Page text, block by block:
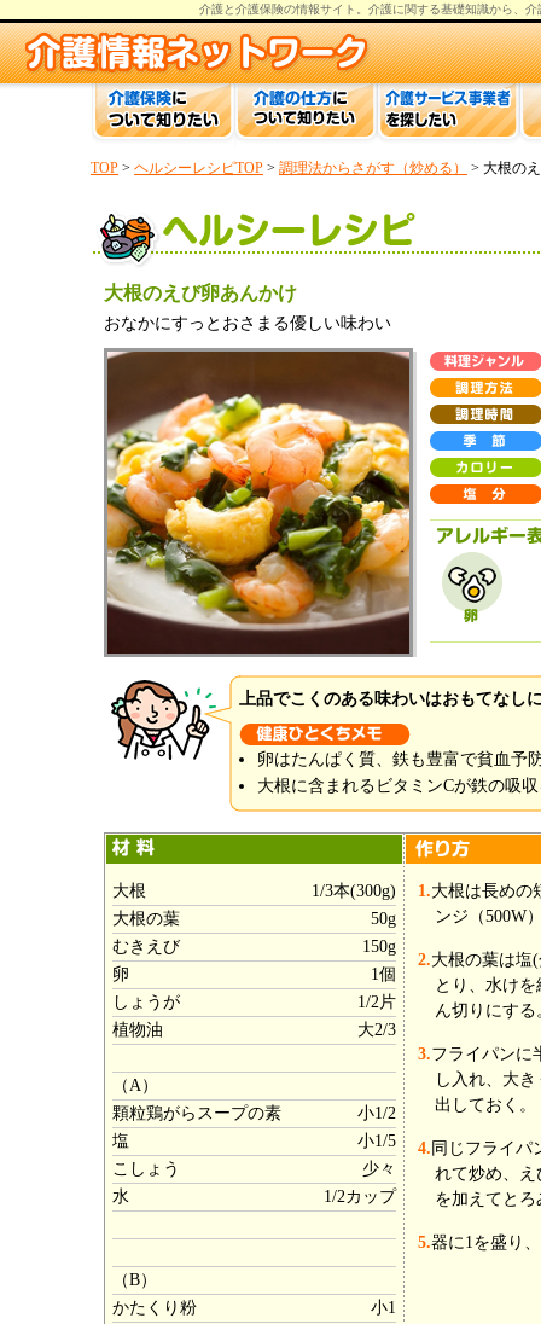
介護と介護保険の情報サイト。 介護に関する基礎知識から、 介
TOP > ヘルシーレシピTOP > 調理法からさがす（炒める） > 大根の
大根のえび卵あんかけ
おなかにすっとおさまる優しい味わい
上品でこくのある味わいはおもてなし
卵はたんぱく質、鉄も豊富で貧血予
大根に含まれるビタミンCが鉄の吸
大根
1/3本(300g)
大根の葉
50g
むきえび
150g
卵
1個
しょうが
1/2片
植物油
大2/3
（A）
顆粒鶏がらスープの素
小1/2
塩
小1/5
こしょう
少々
水
1/2カップ
（B）
かたくり粉
小1
1.大根は長めの
ンジ（500W
2.大根の葉は塩
とり、水け
ん切りにする
3.フライパンに
し入れ、大
出しておく。
4. 同じフライパ
れて炒め、え
を加えてと
5.器に1を盛り